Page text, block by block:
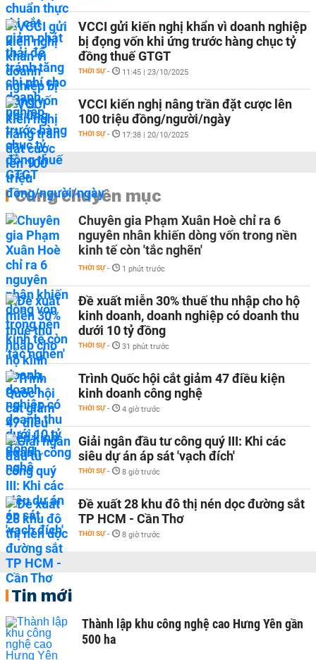
VCCI gửi kiến nghị khẩn vì doanh nghiệp
bị đọng vốn khi ứng trước hàng chục tỷ
đồng thuế GTGT
THỜI SỰ - 11:45 | 23/10/2025
VCCI kiến nghị nâng trần đặt cược lên
100 triệu đồng/người/ngày
THỜI SỰ - 17:38 | 20/10/2025
Cùng chuyên mục
Chuyên gia Phạm Xuân Hoè chỉ ra 6
nguyên nhân khiến dòng vốn trong nền
kinh tế còn 'tắc nghẽn'
THỜI SỰ - 1 phút trước
Đề xuất miễn 30% thuế thu nhập cho hộ
kinh doanh, doanh nghiệp có doanh thu
dưới 10 tỷ đồng
THỜI SỰ - 31 phút trước
Trình Quốc hội cắt giảm 47 điều kiện
kinh doanh công nghệ
THỜI SỰ - 4 giờ trước
Giải ngân đầu tư công quý III: Khi các
siêu dự án áp sát 'vạch đích'
THỜI SỰ - 8 giờ trước
Đề xuất 28 khu đô thị nén dọc đường sắt
TP HCM - Cần Thơ
THỜI SỰ - 8 giờ trước
Tin mới
Thành lập khu công nghệ cao Hưng Yên gần
500 ha